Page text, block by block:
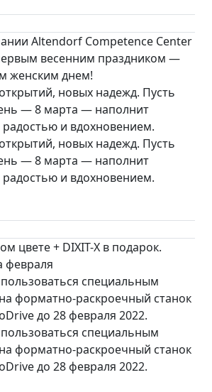
Altendorf Competence Center
весенним праздником —
женским днем!
новых надежд. Пусть
— 8 марта — наполнит
и вдохновением.
новых надежд. Пусть
— 8 марта — наполнит
и вдохновением.
цвете + DIXIT-X в подарок.
февраля
специальным
форматно-раскроечный станок
до 28 февраля 2022.
специальным
форматно-раскроечный станок
до 28 февраля 2022.